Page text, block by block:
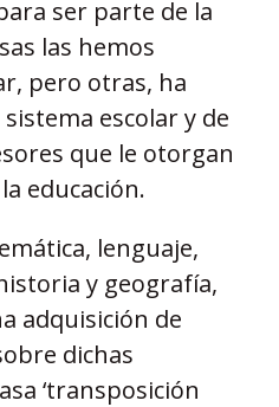
ser parte de la
las hemos
pero otras, ha
escolar y de
que le otorgan
educación.
lenguaje,
y geografía,
adquisición de
dichas
‘transposición